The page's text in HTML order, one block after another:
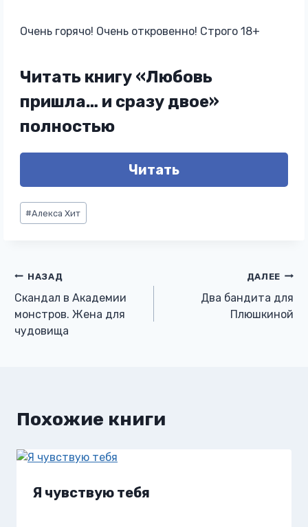
Очень горячо! Очень откровенно! Строго 18+
Читать книгу «Любовь
пришла… и сразу двое»
полностью
Читать
Метки
записи:
#Алекса Хит
Навигация
по
записям
НАЗАД
Скандал в Академии
монстров. Жена для
чудовища
ДАЛЕЕ
Два бандита для
Плюшкиной
Похожие книги
Я чувствую тебя